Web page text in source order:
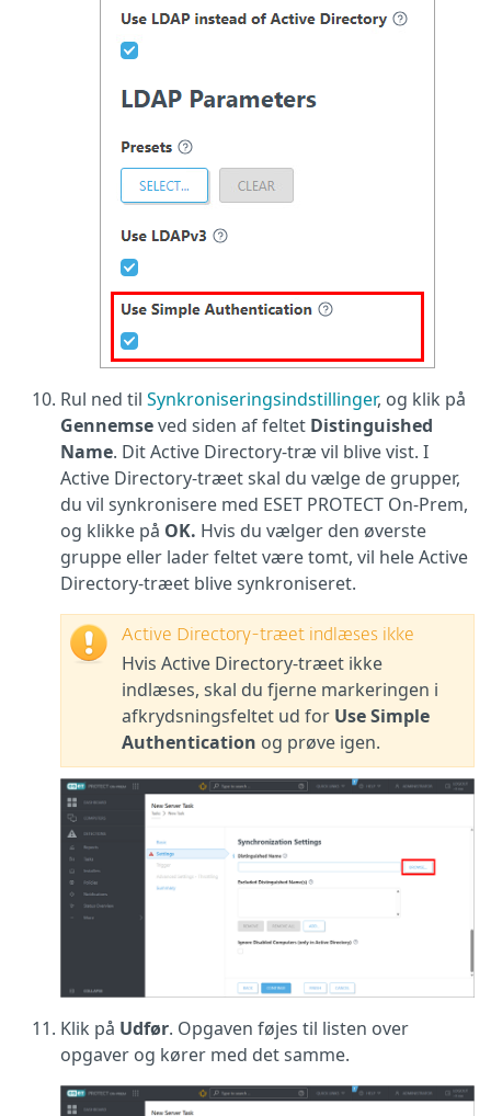
Rul ned til Synkroniseringsindstillinger, og klik på
Gennemseved siden af feltet Distinguished
Name. Dit Active Directory-træ vil blive vist. I
Active Directory-træet skal du vælge de grupper,
du vil synkronisere med ESET PROTECT On-Prem,
og klikke på OK. Hvis du vælger den øverste
gruppe eller lader feltet være tomt, vil hele Active
Directory-træet blive synkroniseret.
Active Directory-træet indlæses ikke
Hvis Active Directory-træet ikke
indlæses, skal du fjerne markeringen i
afkrydsningsfeltet ud for Use Simple
Authentication og prøve igen.
Klik på Udfør. Opgaven føjes til listen over
opgaver og kører med det samme.